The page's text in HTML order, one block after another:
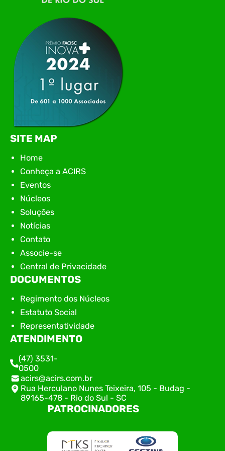
apresentação de novas iniciativas para o setor. O
encontro aconteceu em Rio…
SITE MAP
Home
Conheça a ACIRS
Eventos
Núcleos
Soluções
Notícias
Contato
Associe-se
Central de Privacidade
DOCUMENTOS
Regimento dos Núcleos
Estatuto Social
Representatividade
ATENDIMENTO
(47) 3531-
0500
acirs@acirs.com.br
Rua Herculano Nunes Teixeira, 105 - Budag -
89165-478 - Rio do Sul - SC
PATROCINADORES